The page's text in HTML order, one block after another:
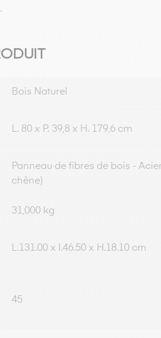
Bois Naturel
L. 80 x P. 39,8 x H. 179,6 cm
Panneau de fibres de bois -
chêne)
31,000 kg
L.131.00 x l.46.50 x H.18.10 cm
45